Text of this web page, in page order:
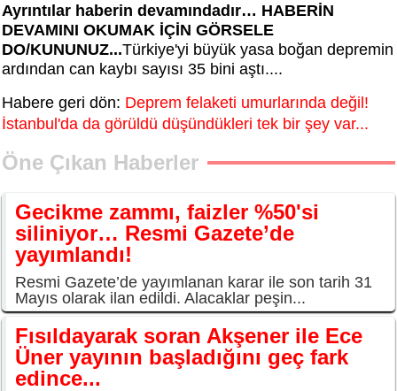
Ayrıntılar haberin devamındadır… HABERİN
DEVAMINI OKUMAK İÇİN GÖRSELE
DO/KUNUNUZ...Türkiye'yi büyük yasa boğan depremin
ardından can kaybı sayısı 35 bini aştı....
Habere geri dön: Deprem felaketi umurlarında değil!
İstanbul'da da görüldü düşündükleri tek bir şey var...
Öne Çıkan Haberler
Gecikme zammı, faizler %50'si
siliniyor… Resmi Gazete’de
yayımlandı!
Resmi Gazete’de yayımlanan karar ile son tarih 31
Mayıs olarak ilan edildi. Alacaklar peşin...
Fısıldayarak soran Akşener ile Ece
Üner yayının başladığını geç fark
edince...